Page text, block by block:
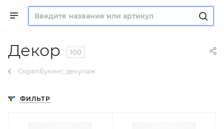
Декор 100
Скрапбукинг, декупаж
ФИЛЬТР